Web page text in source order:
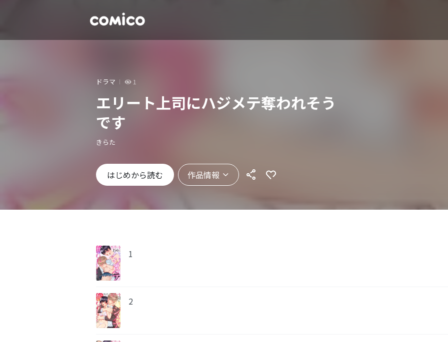
ドラマ 1
エリート上司にハジメテ奪われそう
です
きらた
はじめから読む 作品情報
1
2